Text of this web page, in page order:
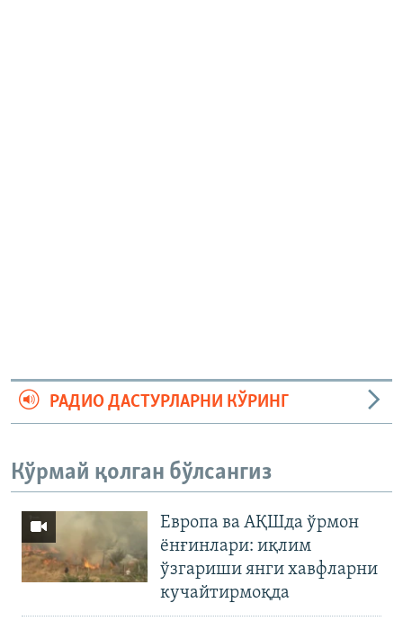
РАДИО ДАСТУРЛАРНИ КЎРИНГ
Кўрмай қолган бўлсангиз
Европа ва АҚШда ўрмон
ёнғинлари: иқлим
ўзгариши янги хавфларни
кучайтирмоқда